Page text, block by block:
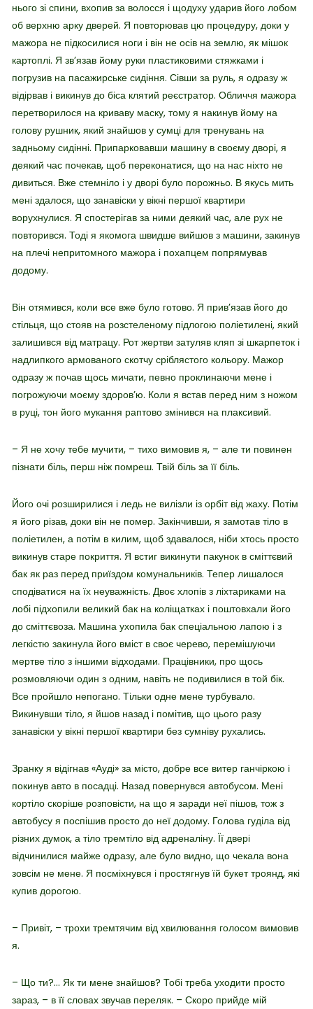
нього зі спини, вхопив за волосся і щодуху ударив його лобом
об верхню арку дверей. Я повторював цю процедуру, доки у
мажора не підкосилися ноги і він не осів на землю, як мішок
картоплі. Я зв’язав йому руки пластиковими стяжками і
погрузив на пасажирське сидіння. Сівши за руль, я одразу ж
відірвав і викинув до біса клятий реєстратор. Обличчя мажора
перетворилося на криваву маску, тому я накинув йому на
голову рушник, який знайшов у сумці для тренувань на
задньому сидінні. Припарковавши машину в своєму дворі, я
деякий час почекав, щоб переконатися, що на нас ніхто не
дивиться. Вже стемніло і у дворі було порожньо. В якусь мить
мені здалося, що занавіски у вікні першої квартири
ворухнулися. Я спостерігав за ними деякий час, але рух не
повторився. Тоді я якомога швидше вийшов з машини, закинув
на плечі непритомного мажора і похапцем попрямував
додому.
Він отямився, коли все вже було готово. Я прив’язав його до
стільця, що стояв на розстеленому підлогою поліетилені, який
залишився від матрацу. Рот жертви затуляв кляп зі шкарпеток і
надлипкого армованого скотчу сріблястого кольору. Мажор
одразу ж почав щось мичати, певно проклинаючи мене і
погрожуючи моєму здоров’ю. Коли я встав перед ним з ножом
в руці, тон його мукання раптово змінився на плаксивий.
– Я не хочу тебе мучити, – тихо вимовив я, – але ти повинен
пізнати біль, перш ніж помреш. Твій біль за її біль.
Його очі розширилися і ледь не вилізли із орбіт від жаху. Потім
я його різав, доки він не помер. Закінчивши, я замотав тіло в
поліетилен, а потім в килим, щоб здавалося, ніби хтось просто
викинув старе покриття. Я встиг викинути пакунок в сміттєвий
бак як раз перед приїздом комунальників. Тепер лишалося
сподіватися на їх неуважність. Двоє хлопів з ліхтариками на
лобі підхопили великий бак на коліщатках і поштовхали його
до сміттєвоза. Машина ухопила бак спеціальною лапою і з
легкістю закинула його вміст в своє черево, перемішуючи
мертве тіло з іншими відходами. Працівники, про щось
розмовляючи один з одним, навіть не подивилися в той бік.
Все пройшло непогано. Тільки одне мене турбувало.
Викинувши тіло, я йшов назад і помітив, що цього разу
занавіски у вікні першої квартири без сумніву рухались.
Зранку я відігнав «Ауді» за місто, добре все витер ганчіркою і
покинув авто в посадці. Назад повернувся автобусом. Мені
кортіло скоріше розповісти, на що я заради неї пішов, тож з
автобусу я поспішив просто до неї додому. Голова гуділа від
різних думок, а тіло тремтіло від адреналіну. Її двері
відчинилися майже одразу, але було видно, що чекала вона
зовсім не мене. Я посміхнувся і простягнув їй букет троянд, які
купив дорогою.
– Привіт, – трохи тремтячим від хвилювання голосом вимовив
я.
– Що ти?… Як ти мене знайшов? Тобі треба уходити просто
зараз, – в її словах звучав переляк. – Скоро прийде мій